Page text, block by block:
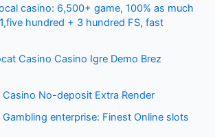
casino: 6,500+ game, 100% as much
hundred + 3 hundred FS, fast
Casino Casino Igre Demo Brez
No-deposit Extra Render
enterprise: Finest Online slots